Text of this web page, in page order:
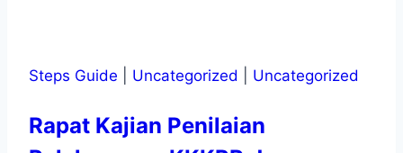
Steps Guide Uncategorized Uncategorized
Rapat Kajian Penilaian